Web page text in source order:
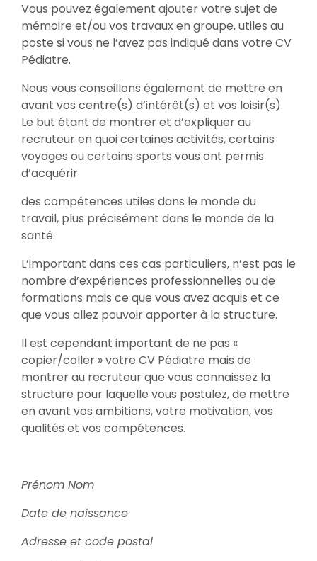
Vous pouvez également ajouter votre sujet de
mémoire et/ou vos travaux en groupe, utiles au
poste si vous ne l’avez pas indiqué dans votre CV
Pédiatre.
Nous vous conseillons également de mettre en
avant vos centre(s) d’intérêt(s) et vos loisir(s).
Le but étant de montrer et d’expliquer au
recruteur en quoi certaines activités, certains
voyages ou certains sports vous ont permis
d’acquérir
des compétences utiles dans le monde du
travail, plus précisément dans le monde de la
santé.
L’important dans ces cas particuliers, n’est pas le
nombre d’expériences professionnelles ou de
formations mais ce que vous avez acquis et ce
que vous allez pouvoir apporter à la structure.
Il est cependant important de ne pas «
copier/coller » votre CV Pédiatre mais de
montrer au recruteur que vous connaissez la
structure pour laquelle vous postulez, de mettre
en avant vos ambitions, votre motivation, vos
qualités et vos compétences.
Prénom Nom
Date de naissance
Adresse et code postal